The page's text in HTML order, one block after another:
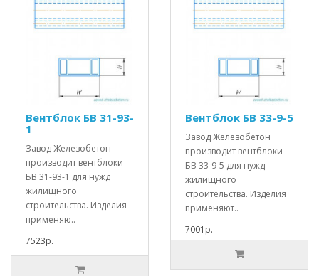
Вентблок БВ 31-93-
1
Завод Железобетон
производит вентблоки
БВ 31-93-1 для нужд
жилищного
строительства. Изделия
применяю..
7523р.
Вентблок БВ 33-9-5
Завод Железобетон
производит вентблоки
БВ 33-9-5 для нужд
жилищного
строительства. Изделия
применяют..
7001р.